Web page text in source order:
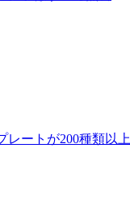
レートが200種類以上